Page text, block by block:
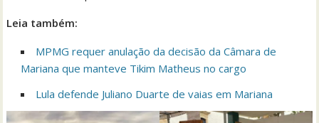
Leia também:
MPMG requer anulação da decisão da Câmara de
Mariana que manteve Tikim Matheus no cargo
Lula defende Juliano Duarte de vaias em Mariana